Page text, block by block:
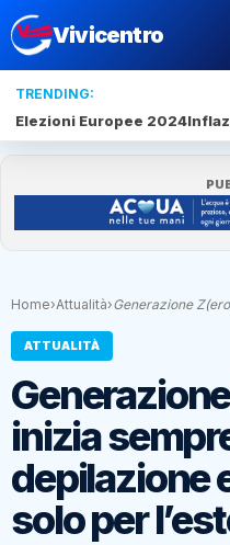
Vivicentro
TRENDING:
Elezioni Europee 2024
Home›Attualità›Generazione
ATTUALITÀ
inizia
depilazione
solo per